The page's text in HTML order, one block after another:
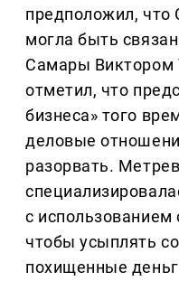
предположил, что
могла быть
Самары Виктором
отметил, что
бизнеса» того
деловые
разорвать.
с использованием
чтобы усыплять
похищенные